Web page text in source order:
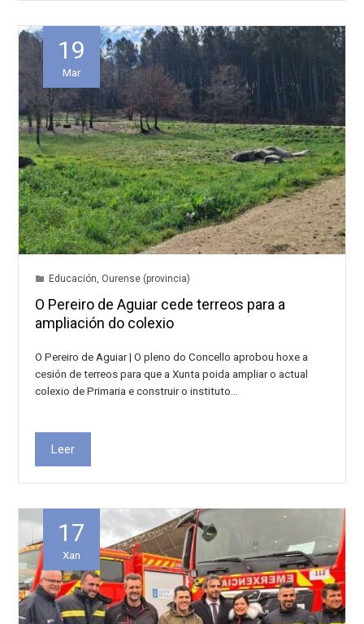
19
Mar
Educación, Ourense (provincia)
O Pereiro de Aguiar cede terreos para a
ampliación do colexio
O Pereiro de Aguiar | O pleno do Concello aprobou hoxe a
cesión de terreos para que a Xunta poida ampliar o actual
colexio de Primaria e construir o instituto…
Leer
17
Xan